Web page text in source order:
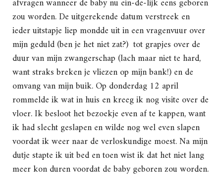
afvragen wanneer de baby nu ein-de-lijk eens geboren
zou worden. De uitgerekende datum verstreek en
ieder uitstapje liep mondde uit in een vragenvuur over
mijn geduld (ben je het niet zat?) tot grapjes over de
duur van mijn zwangerschap (lach maar niet te hard,
want straks breken je vliezen op mijn bank!) en de
omvang van mijn buik. Op donderdag 12 april
rommelde ik wat in huis en kreeg ik nog visite over de
vloer. Ik besloot het bezoekje even af te kappen, want
ik had slecht geslapen en wilde nog wel even slapen
voordat ik weer naar de verloskundige moest. Na mijn
dutje stapte ik uit bed en toen wist ik dat het niet lang
meer kon duren voordat de baby geboren zou worden.